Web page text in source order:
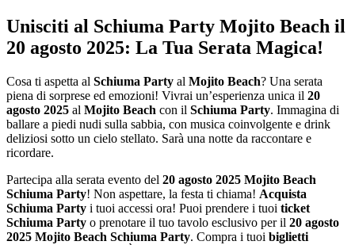
Unisciti al Schiuma Party Mojito Beach il
20 agosto 2025: La Tua Serata Magica!
Cosa ti aspetta al Schiuma Party al Mojito Beach? Una serata
piena di sorprese ed emozioni! Vivrai un’esperienza unica il 20
agosto 2025 al Mojito Beach con il Schiuma Party. Immagina di
ballare a piedi nudi sulla sabbia, con musica coinvolgente e drink
deliziosi sotto un cielo stellato. Sarà una notte da raccontare e
ricordare.
Partecipa alla serata evento del 20 agosto 2025 Mojito Beach
Schiuma Party! Non aspettare, la festa ti chiama! Acquista
Schiuma Party i tuoi accessi ora! Puoi prendere i tuoi ticket
Schiuma Party o prenotare il tuo tavolo esclusivo per il 20 agosto
2025 Mojito Beach Schiuma Party. Compra i tuoi biglietti